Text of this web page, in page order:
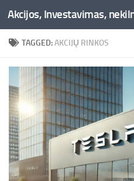
Skip to content
TAGGED:AKCIJŲ RINKOS